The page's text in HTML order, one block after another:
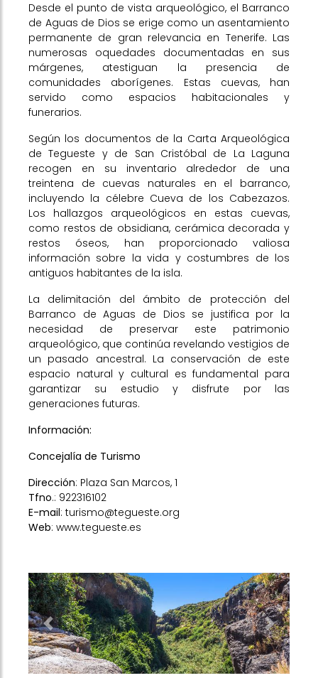
Desde el punto de vista arqueológico, el Barranco
de Aguas de Dios se erige como un asentamiento
permanente de gran relevancia en Tenerife. Las
numerosas oquedades documentadas en sus
márgenes, atestiguan la presencia de
comunidades aborígenes. Estas cuevas, han
servido como espacios habitacionales y
funerarios.
Según los documentos de la Carta Arqueológica
de Tegueste y de San Cristóbal de La Laguna
recogen en su inventario alrededor de una
treintena de cuevas naturales en el barranco,
incluyendo la célebre Cueva de los Cabezazos.
Los hallazgos arqueológicos en estas cuevas,
como restos de obsidiana, cerámica decorada y
restos óseos, han proporcionado valiosa
información sobre la vida y costumbres de los
antiguos habitantes de la isla.
La delimitación del ámbito de protección del
Barranco de Aguas de Dios se justifica por la
necesidad de preservar este patrimonio
arqueológico, que continúa revelando vestigios de
un pasado ancestral. La conservación de este
espacio natural y cultural es fundamental para
garantizar su estudio y disfrute por las
generaciones futuras.
Información:
Concejalía de Turismo
Dirección: Plaza San Marcos, 1
Tfno.: 922316102
E-mail: turismo@tegueste.org
Web: www.tegueste.es
Previous Next